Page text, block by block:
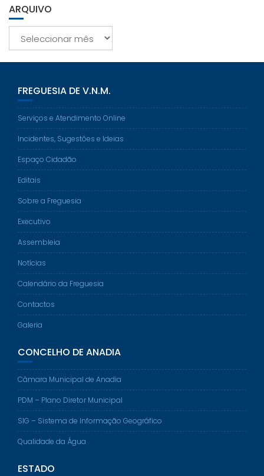
ARQUIVO
FREGUESIA DE V.N.M.
Serviços e Atendimento Online
Incidentes, Sugestões e Ideias
Espaço Cidadão
Editais
Sobre a Freguesia
Executivo
Assembleia
Notícias
Calendário da Freguesia
Contactos
Galeria
CONCELHO DE ANADIA
Câmara Municipal de Anadia
PDM – Plano Diretor Municipal
SIG – Sistema de Informação Geográfico
Qualidade da Água
ESTADO